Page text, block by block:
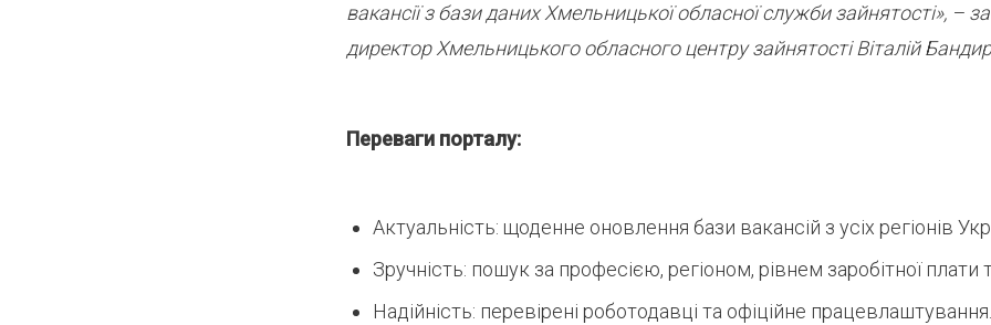
вакансії з бази даних Хмельницької обласної служби зайнятості», –
директор Хмельницького обласного центру зайнятості Віталій
Переваги порталу:
Актуальність: щоденне оновлення бази вакансій з усіх регіонів
Зручність: пошук за професією, регіоном, рівнем заробітної плати
Надійність: перевірені роботодавці та офіційне працевлаштування.